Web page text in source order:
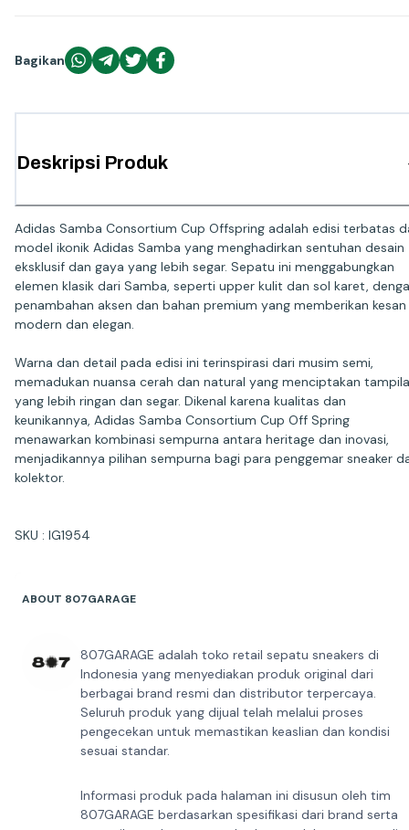
Bagikan
Deskripsi Produk
Adidas Samba Consortium Cup Offspring adalah edisi terbatas
model ikonik Adidas Samba yang menghadirkan sentuhan desain
eksklusif dan gaya yang lebih segar. Sepatu ini menggabungkan
elemen klasik dari Samba, seperti upper kulit dan sol karet,
penambahan aksen dan bahan premium yang memberikan kesan
modern dan elegan.
Warna dan detail pada edisi ini terinspirasi dari musim semi,
memadukan nuansa cerah dan natural yang menciptakan
yang lebih ringan dan segar. Dikenal karena kualitas dan
keunikannya, Adidas Samba Consortium Cup Off Spring
menawarkan kombinasi sempurna antara heritage dan inovasi,
menjadikannya pilihan sempurna bagi para penggemar sneaker
kolektor.
SKU : IG1954
ABOUT 807GARAGE
807GARAGE adalah toko retail sepatu sneakers di
Indonesia yang menyediakan produk original dari
berbagai brand resmi dan distributor terpercaya.
Seluruh produk yang dijual telah melalui proses
pengecekan untuk memastikan keaslian dan kondisi
sesuai standar.
Informasi produk pada halaman ini disusun oleh tim
807GARAGE berdasarkan spesifikasi dari brand serta